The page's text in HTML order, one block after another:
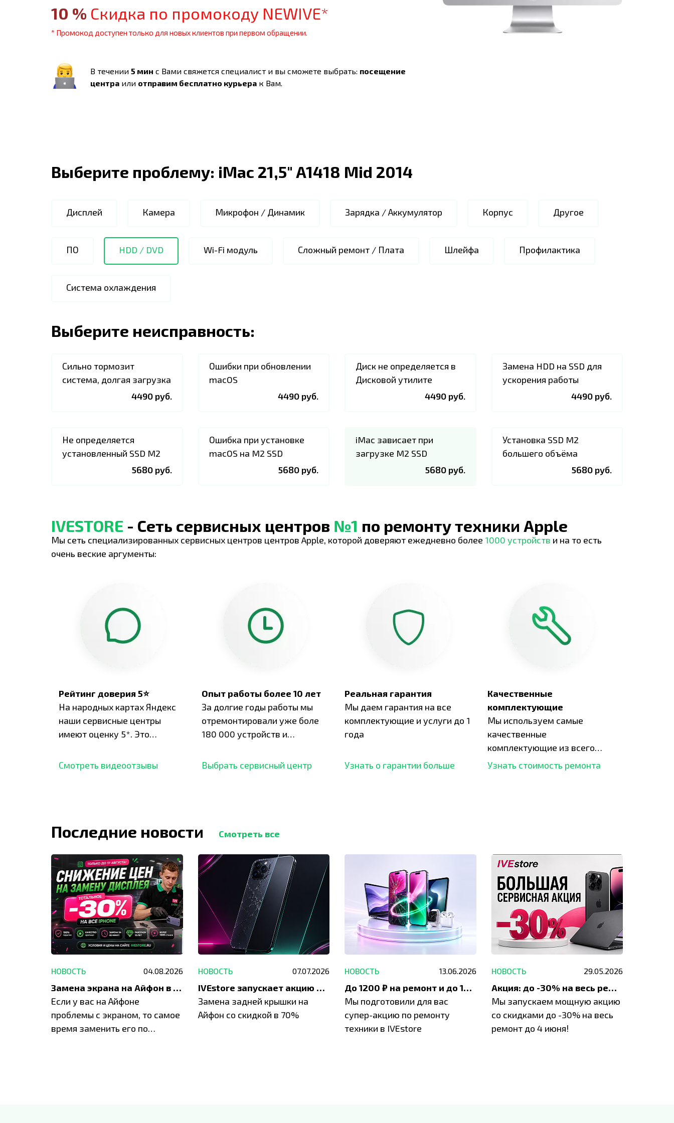
10 % Скидка по промокоду NEWIVE*
* Промокод доступен только для новых клиентов при первом обращении.
В течении 5 мин с Вами свяжется специалист и вы сможете выбрать: посещение
центра или отправим бесплатно курьера к Вам.
Выберите проблему: iMac 21,5" A1418 Mid 2014
Дисплей Камера Микрофон / Динамик Зарядка / Аккумулятор Корпус Другое
ПО HDD / DVD Wi-Fi модуль Сложный ремонт / Плата Шлейфа Профилактика
Система охлаждения
Выберите неисправность:
Сильно тормозит
система, долгая загрузка
4490 руб.
Ошибки при обновлении
macOS
4490 руб.
Диск не определяется в
Дисковой утилите
4490 руб.
Замена HDD на SSD для
ускорения работы
4490 руб.
Не определяется
установленный SSD M2
5680 руб.
Ошибка при установке
macOS на M2 SSD
5680 руб.
iMac зависает при
загрузке M2 SSD
5680 руб.
Установка SSD M2
большего объёма
5680 руб.
IVESTORE - Сеть сервисных центров №1 по ремонту техники Apple
Мы сеть специализированных сервисных центров центров Apple, которой доверяют ежедневно более 1000 устройств и на то есть
очень веские аргументы:
Рейтинг доверия 5⭐
На народных картах Яндекс
наши сервисные центры
имеют оценку 5*. Это
отзывов,
Смотреть видеоотзывы
Опыт работы более 10 лет
За долгие годы работы мы
отремонтировали уже боле
180 000 устройств и
опыт.
Выбрать сервисный центр
Реальная гарантия
Мы даем гарантия на все
комплектующие и услуги до 1
года
Узнать о гарантии больше
Качественные
комплектующие
Мы используем самые
качественные
комплектующие из всего
рынка и используем самое
Узнать стоимость ремонта
Последние новости Смотреть все
НОВОСТЬ 04.08.2026
Замена экрана на Айфон в Москве и Балашихе
Если у вас на Айфоне
проблемы с экраном, то самое
время заменить его по
НОВОСТЬ 07.07.2026
IVEstore запускает акцию на замену заднего стекла
Замена задней крышки на
Айфон со скидкой в 70%
НОВОСТЬ 13.06.2026
До 1200 ₽ на ремонт и до 1500 ₽ на покупку техники Apple
Мы подготовили для вас
супер-акцию по ремонту
техники в IVEstore
НОВОСТЬ 29.05.2026
Акция: до -30% на весь ремонт техники Apple
Мы запускаем мощную акцию
со скидками до -30% на весь
ремонт до 4 июня!